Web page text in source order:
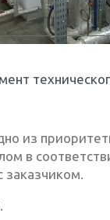
из
в
заказчиком.
.